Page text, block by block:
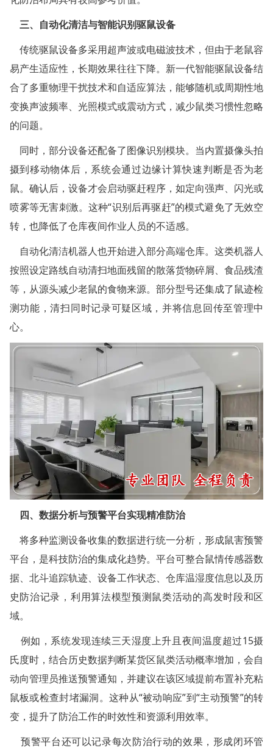
金湖白蚁防治
杭州白蚁防治
建德白蚁防治
桐庐白蚁防治
宁波白蚁防治
余姚白蚁防治
慈溪白蚁防治
象山白蚁防治
宁海白蚁防治
温州白蚁防治
瑞安白蚁防治
龙港白蚁防治
永嘉白蚁防治
平阳白蚁防治
苍南白蚁防治
文成白蚁防治
泰顺白蚁防治
平湖白蚁防治
桐乡白蚁防治
嘉善白蚁防治
海盐白蚁防治
湖州白蚁防治
德清白蚁防治
三、自动化清洁与智能识别驱鼠设备
传统驱鼠设备多采用超声波或电磁波技术，但由于老鼠容
易产生适应性，长期效果往往下降。新一代智能驱鼠设备结
合了多重物理干扰技术和自适应算法，能够随机或周期性地
变换声波频率、光照模式或震动方式，减少鼠类习惯性忽略
的问题。
同时，部分设备还配备了图像识别模块。当内置摄像头拍
摄到移动物体后，系统会通过边缘计算快速判断是否为老
鼠。确认后，设备才会启动驱赶程序，如定向强声、闪光或
喷雾等无害刺激。这种“识别后再驱赶”的模式避免了无效空
转，也降低了仓库夜间作业人员的不适感。
自动化清洁机器人也开始进入部分高端仓库。这类机器人
按照设定路线自动清扫地面残留的散落货物碎屑、食品残渣
等，从源头减少老鼠的食物来源。部分型号还集成了鼠迹检
测功能，清扫同时记录可疑区域，并将信息回传至管理中
心。
四、数据分析与预警平台实现精准防治
将多种监测设备收集的数据进行统一分析，形成鼠害预警
平台，是科技防治的集成化趋势。平台可整合鼠情传感器数
据、北斗追踪轨迹、设备工作状态、仓库温湿度信息以及历
史防治记录，利用算法模型预测鼠类活动的高发时段和区
域。
例如，系统发现连续三天湿度上升且夜间温度超过15摄
氏度时，结合历史数据判断某货区鼠类活动概率增加，会自
动向管理员推送预警通知，并建议在该区域提前布置补充粘
鼠板或检查封堵漏洞。这种从“被动响应”到“主动预警”的转
变，提升了防治工作的时效性和资源利用效率。
预警平台还可以记录每次防治行动的效果，形成闭环管